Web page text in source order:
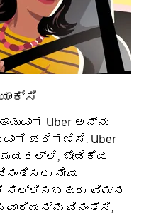
Uber ಅನ್ನು
ಪರಿಗಣಿಸಿ. Uber
ಸಮಯದಲ್ಲಿ, ಬೇಡಿಕೆಯ
ನೀವು
ನಿಲ್ಲಿಸಬಹುದು. ವಿಮಾನ
ವಿನಂತಿಸಿ,